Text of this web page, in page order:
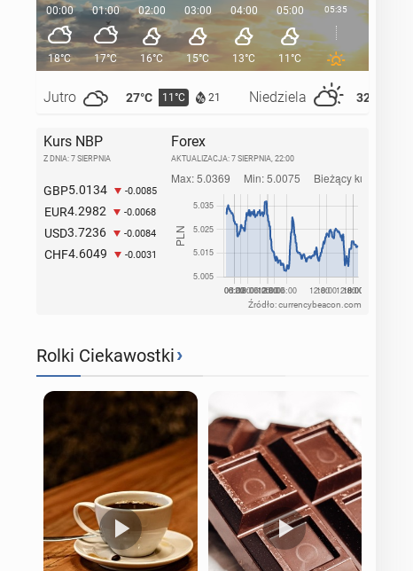
00:00
18°C
Jutro 27°C 11°C 21 Niedziela 32°C
01:00
17°C
02:00
16°C
03:00
15°C
04:00
13°C
05:00
11°C
05:35 06:00
Kurs NBP
Z DNIA: 7 SIERPNIA
GBP5.0134 -0.0085
EUR4.2982 -0.0068
USD3.7236 -0.0084
CHF4.6049 -0.0031
Forex
AKTUALIZACJA: 7 SIERPNIA, 22:00
Źródło: currencybeacon.com
Rolki Ciekawostki›